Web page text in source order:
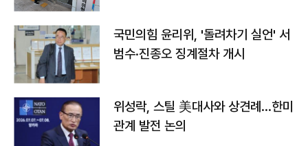
국민의힘 윤리위, '돌려차기 실언' 서
범수·진종오 징계절차 개시
위성락, 스틸 美대사와 상견례…한미
관계 발전 논의